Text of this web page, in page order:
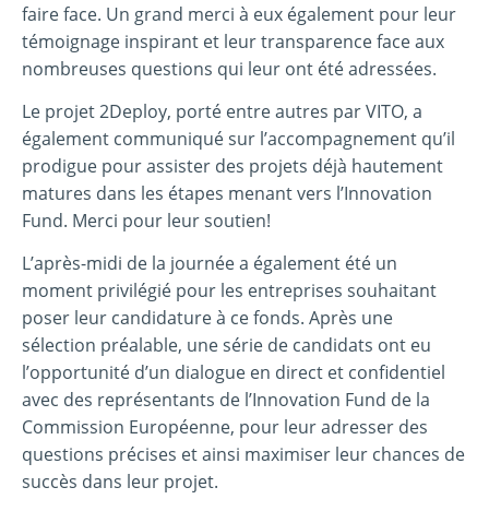
faire face. Un grand merci à eux également pour leur
témoignage inspirant et leur transparence face aux
nombreuses questions qui leur ont été adressées.
Le projet 2Deploy, porté entre autres par VITO, a
également communiqué sur l’accompagnement qu’il
prodigue pour assister des projets déjà hautement
matures dans les étapes menant vers l’Innovation
Fund. Merci pour leur soutien!
L’après-midi de la journée a également été un
moment privilégié pour les entreprises souhaitant
poser leur candidature à ce fonds. Après une
sélection préalable, une série de candidats ont eu
l’opportunité d’un dialogue en direct et confidentiel
avec des représentants de l’Innovation Fund de la
Commission Européenne, pour leur adresser des
questions précises et ainsi maximiser leur chances de
succès dans leur projet.